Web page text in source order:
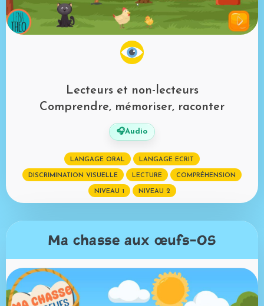
Lecteurs et non-lecteurs
Comprendre, mémoriser, raconter
🎧Audio
LANGAGE ORAL LANGAGE ECRIT
DISCRIMINATION VISUELLE LECTURE COMPRÉHENSION
NIVEAU 1 NIVEAU 2
Ma chasse aux œufs-OS